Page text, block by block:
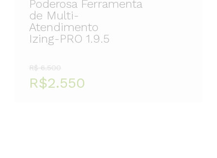
Poderosa Ferramenta
de Multi-
Atendimento
Izing-PRO 1.9.5
R$ 6.500
R$2.550